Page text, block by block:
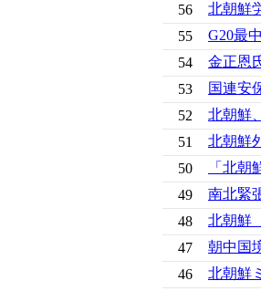
56
北朝鮮
55
G20最
54
金正恩
53
国連安
52
北朝鮮
51
北朝鮮
50
「北
49
南北緊
48
北朝鮮
47
朝中国
46
北朝鮮